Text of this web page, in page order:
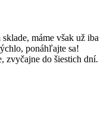
máme však už iba
ponáhľajte sa!
zvyčajne do šiestich dní.